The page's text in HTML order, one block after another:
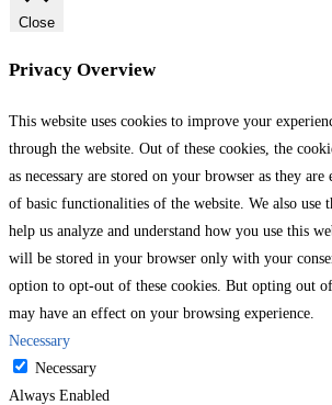
Close
Privacy Overview
This website uses cookies to improve your
through the website. Out of these cookies, the
as necessary are stored on your browser as they
of basic functionalities of the website. We also use
help us analyze and understand how you use this
will be stored in your browser only with your
option to opt-out of these cookies. But opting out
may have an effect on your browsing experience.
Necessary
Necessary
Always Enabled